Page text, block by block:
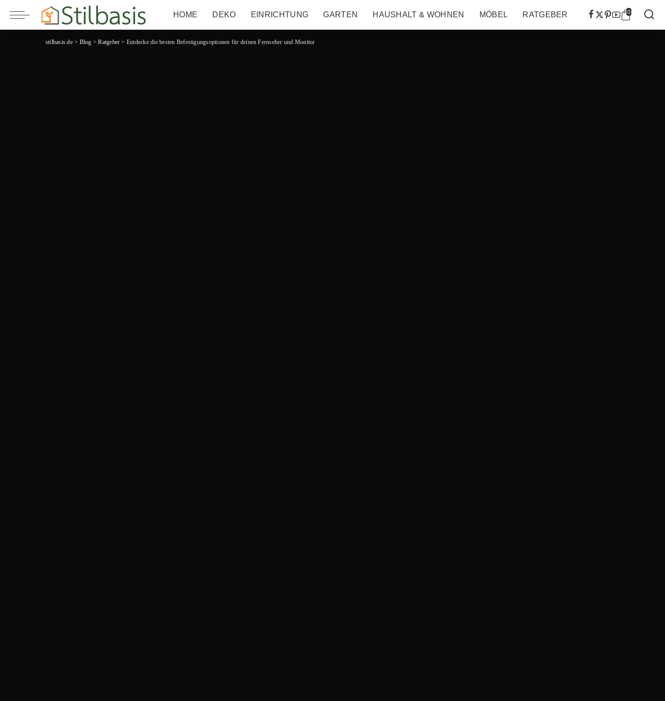
HOME DEKO EINRICHTUNG GARTEN HAUSHALT & WOHNEN MÖBEL RATGEBER 0
stilbasis.de> Blog >Ratgeber > Entdecke die besten Befestigungsoptionen für deinen Fernseher und Monitor